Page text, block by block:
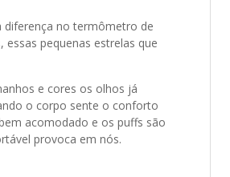
diferença no termômetro de
pequenas estrelas que
e cores os olhos já
o corpo sente o conforto
acomodado e os puffs são
provoca em nós.